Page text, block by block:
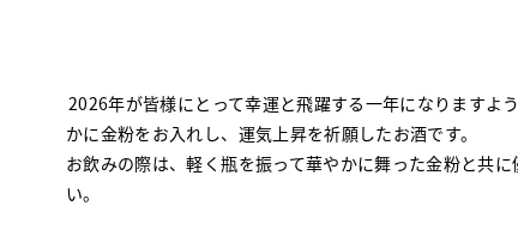
2026年が皆様にとって幸運と飛躍する一年になりますようにとの思いを込めてお酒に華や
かに金粉をお入れし、運気上昇を祈願したお酒です。
お飲みの際は、軽く瓶を振って華やかに舞った金粉と共
い。